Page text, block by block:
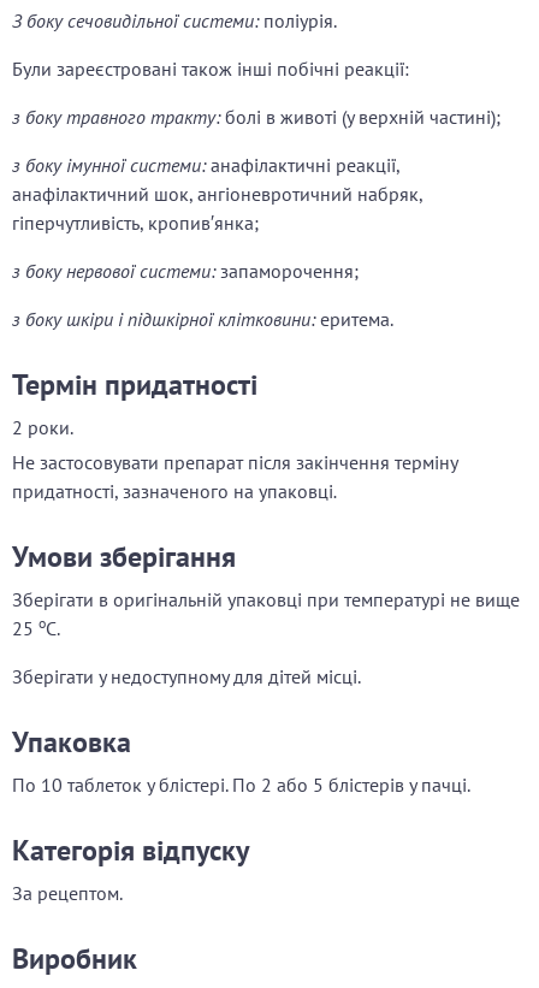
З боку сечовидільної системи:поліурія.
Були зареєстровані також інші побічні реакції:
з боку травного тракту:болі в животі (у верхній частині);
з боку імунної системи:анафілактичні реакції,
анафілактичний шок, ангіоневротичний набряк,
гіперчутливість, кропив′янка;
з боку нервової системи:запаморочення;
з боку шкіри і підшкірної клітковини:еритема.
Термін придатності
2 роки.
Не застосовувати препарат після закінчення терміну
придатності, зазначеного на упаковці.
Умови зберігання
Зберігати в оригінальній упаковці при температурі не вище
25 оС.
Зберігати у недоступному для дітей місці.
Упаковка
По 10 таблеток у блістері. По 2 або 5 блістерів у пачці.
Категорія відпуску
За рецептом.
Виробник